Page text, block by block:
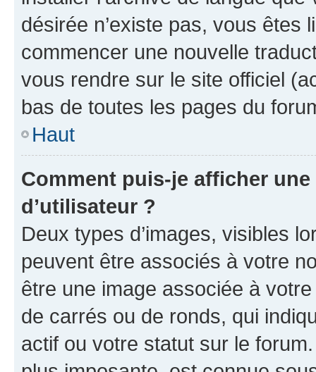
désirée n’existe pas, vous êtes
commencer une nouvelle
vous rendre sur le site officiel
bas de toutes les pages du
Haut
Comment puis-je afficher
d’utilisateur ?
Deux types d’images, visibles
peuvent être associés à votre
être une image associée à
de carrés ou de ronds, qui
actif ou votre statut sur le